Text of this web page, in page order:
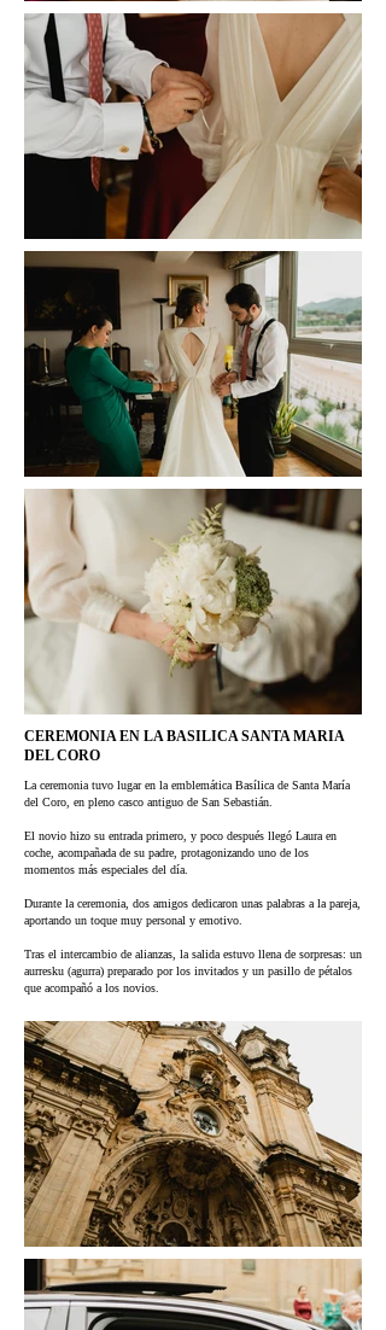
CEREMONIA EN LA BASILICA SANTA MARIA
DEL CORO
La ceremonia tuvo lugar en la emblemática Basílica de Santa María
del Coro, en pleno casco antiguo de San Sebastián.
El novio hizo su entrada primero, y poco después llegó Laura en
coche, acompañada de su padre, protagonizando uno de los
momentos más especiales del día.
Durante la ceremonia, dos amigos dedicaron unas palabras a la pareja,
aportando un toque muy personal y emotivo.
Tras el intercambio de alianzas, la salida estuvo llena de sorpresas: un
aurresku (agurra) preparado por los invitados y un pasillo de pétalos
que acompañó a los novios.